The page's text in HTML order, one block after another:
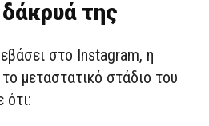
της
στο Instagram, η
μεταστατικό στάδιο του
ότι: